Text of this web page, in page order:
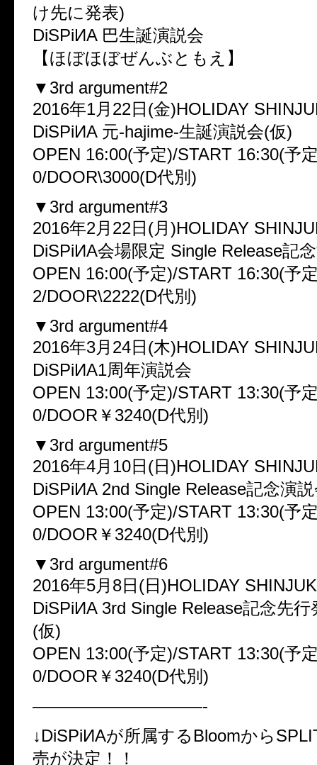
け先に発表)
DiSPiИA 巴生誕演説会
【ほぼほぼぜんぶともえ】
▼3rd argument#2
2016年1月22日(金)HOLIDAY
DiSPiИA 元-hajime-生誕演説会(仮)
OPEN 16:00(予定)/START 16:30(予
0/DOOR\3000(D代別)
▼3rd argument#3
2016年2月22日(月)HOLIDAY
DiSPiИA会場限定 Single Release記
OPEN 16:00(予定)/START 16:30(予
2/DOOR\2222(D代別)
▼3rd argument#4
2016年3月24日(木)HOLIDAY
DiSPiИA1周年演説会
OPEN 13:00(予定)/START 13:30(予
0/DOOR￥3240(D代別)
▼3rd argument#5
2016年4月10日(日)HOLIDAY
DiSPiИA 2nd Single Release記念演
OPEN 13:00(予定)/START 13:30(予
0/DOOR￥3240(D代別)
▼3rd argument#6
2016年5月8日(日)HOLIDAY
DiSPiИA 3rd Single Release記念先行
(仮)
OPEN 13:00(予定)/START 13:30(予
0/DOOR￥3240(D代別)
——————————-
↓DiSPiИAが所属するBloomから
売が決定！！